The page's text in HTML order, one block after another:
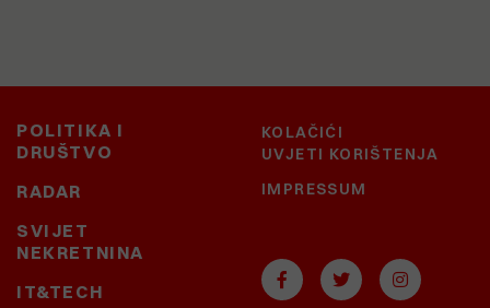
POLITIKA I
DRUŠTVO
RADAR
SVIJET
NEKRETNINA
IT&TECH
KOLAČIĆI
UVJETI KORIŠTENJA
IMPRESSUM